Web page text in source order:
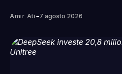
Amir Ati -7 agosto 2026